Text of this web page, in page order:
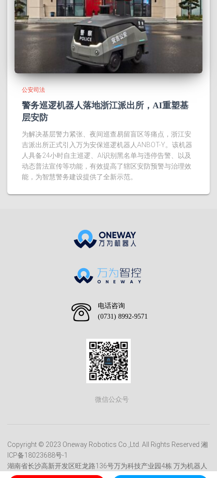
公安司法
警务巡逻机器人落地浙江派出所，AI重塑基
层安防
为解决基层警力紧张、夜间巡查易留盲区等痛点，浙江安
吉派出所正式引入万为安保巡逻机器人ANBOT-Y。该机器
人具备24小时自主巡逻、AI识别黑名单与违停告警、以及
动态普法宣传等功能，有效提高了辖区安防预警与治理效
能，为智慧警务建设提供了全新示范。
电话咨询
(0731) 8992-9571
微信公众号
Copyright © 2023 Oneway Robotics Co.,Ltd. All Rights Reserved 湘
ICP备18023688号-1
湖南省长沙高新开发区旺龙路136号万为科技产业园4栋 万为机器人